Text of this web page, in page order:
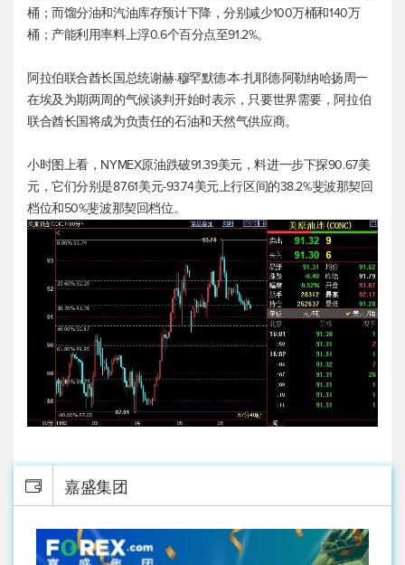
桶；而馏分油和汽油库存预计下降，分别减少100万桶和140万
桶；产能利用率料上浮0.6个百分点至91.2%。
阿拉伯联合酋长国总统谢赫·穆罕默德·本·扎耶德·阿勒纳哈扬周一
在埃及为期两周的气候谈判开始时表示，只要世界需要，阿拉伯
联合酋长国将成为负责任的石油和天然气供应商。
小时图上看，NYMEX原油跌破91.39美元，料进一步下探90.67美
元，它们分别是87.61美元-93.74美元上行区间的38.2%斐波那契回
档位和50%斐波那契回档位。
嘉盛集团